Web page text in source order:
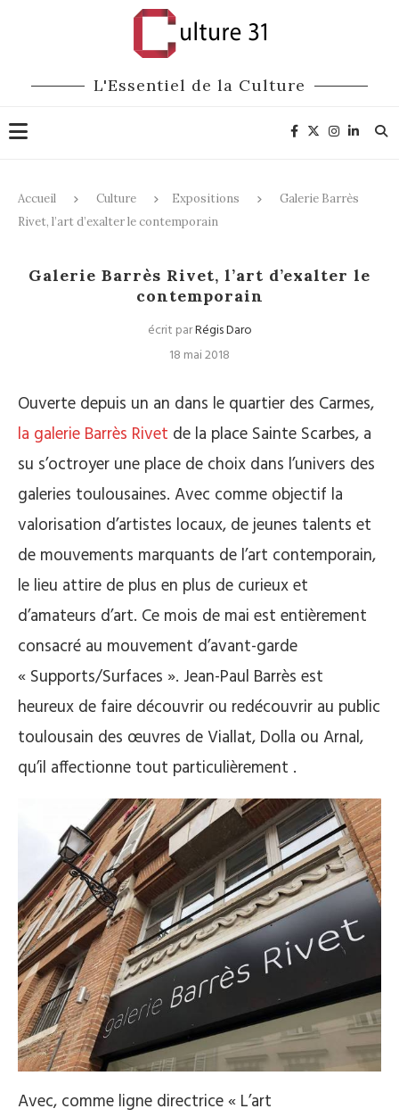
L'Essentiel de la Culture
Accueil Culture Expositions
Galerie Barrès
Rivet, l’art d’exalter le contemporain
Galerie Barrès Rivet, l’art d’exalter le
contemporain
écrit parRégis Daro
18 mai 2018
Ouverte depuis un an dans le quartier des Carmes,
la galerie Barrès Rivet de la place Sainte Scarbes, a
su s’octroyer une place de choix dans l’univers des
galeries toulousaines. Avec comme objectif la
valorisation d’artistes locaux, de jeunes talents et
de mouvements marquants de l’art contemporain,
le lieu attire de plus en plus de curieux et
d’amateurs d’art. Ce mois de mai est entièrement
consacré au mouvement d’avant-garde
« Supports/Surfaces ». Jean-Paul Barrès est
heureux de faire découvrir ou redécouvrir au public
toulousain des œuvres deViallat, Dolla ou Arnal,
qu’il affectionne tout particulièrement .
Avec, comme ligne directrice « L’art